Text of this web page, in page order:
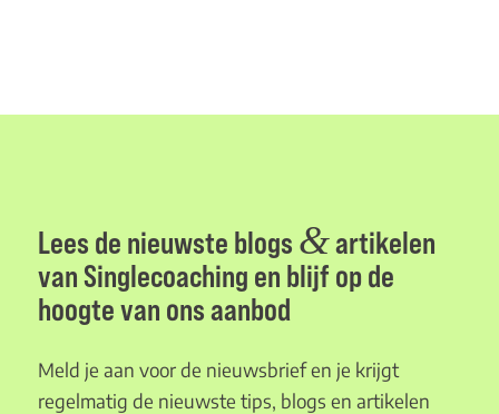
Lees de nieuwste blogs &artikelen
van Singlecoaching en blijf op de
hoogte van ons aanbod
Meld je aan voor de nieuwsbrief en je krijgt
regelmatig de nieuwste tips, blogs en artikelen